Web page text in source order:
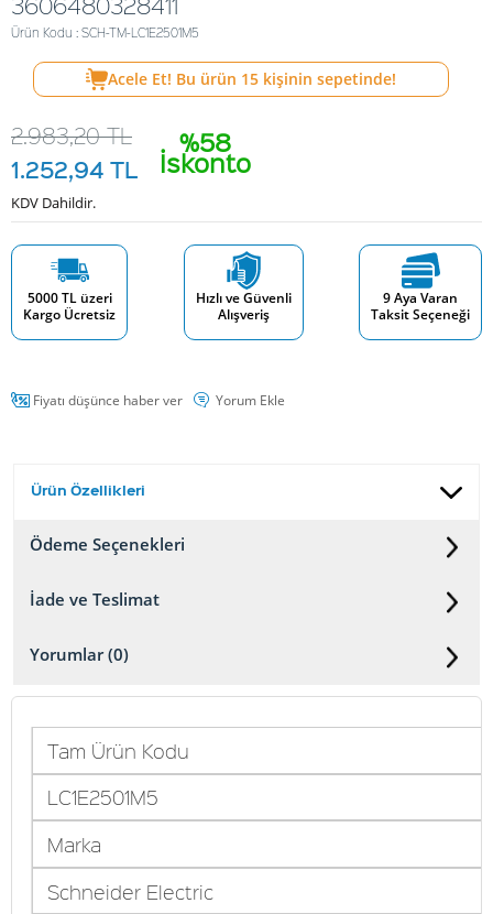
Ürün Kodu : SCH-TM-LC1E2501M5
Acele Et! Bu ürün 15 kişinin sepetinde!
%58
İskonto
2.983,20TL
1.252,94 TL
KDV Dahildir.
5000 TL üzeri
Kargo Ücretsiz
Hızlı ve Güvenli
Alışveriş
9 Aya Varan
Taksit Seçeneği
Fiyatı düşünce haber ver Yorum Ekle
Ürün Özellikleri
Ödeme Seçenekleri
İade ve Teslimat
Yorumlar (0)
Tam Ürün Kodu
LC1E2501M5
Marka
Schneider Electric